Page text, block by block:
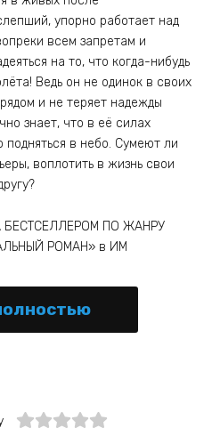
упорно работает над
всем запретам и
на то, что когда-нибудь
Ведь он не одинок в своих
и не теряет надежды
знает, что в её силах
в небо. Сумеют ли
воплотить в жизнь свои
ПО ЖАНРУ
РОМАН» в ИМ